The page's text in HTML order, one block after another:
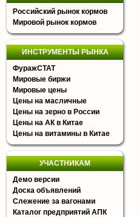
Российский рынок кормов
Мировой рынок кормов
ИНСТРУМЕНТЫ РЫНКА
ФуражСТАТ
Мировые биржи
Мировые цены
Цены на масличные
Цены на зерно в России
Цены на АК в Китае
Цены на витамины в Китае
УЧАСТНИКАМ
Демо версии
Доска объявлений
Слежение за вагонами
Каталог предприятий АПК